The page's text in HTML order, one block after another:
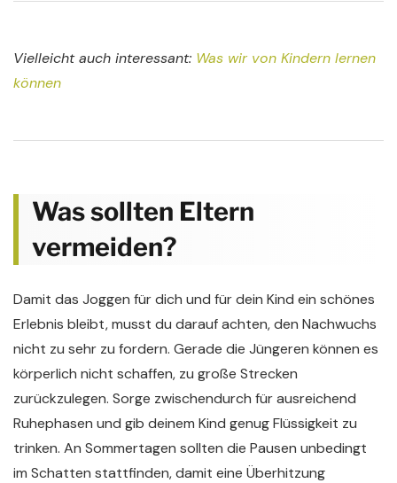
Vielleicht auch interessant: Was wir von Kindern lernen
können
Was sollten Eltern
vermeiden?
Damit das Joggen für dich und für dein Kind ein schönes
Erlebnis bleibt, musst du darauf achten, den Nachwuchs
nicht zu sehr zu fordern. Gerade die Jüngeren können es
körperlich nicht schaffen, zu große Strecken
zurückzulegen. Sorge zwischendurch für ausreichend
Ruhephasen und gib deinem Kind genug Flüssigkeit zu
trinken. An Sommertagen sollten die Pausen unbedingt
im Schatten stattfinden, damit eine Überhitzung